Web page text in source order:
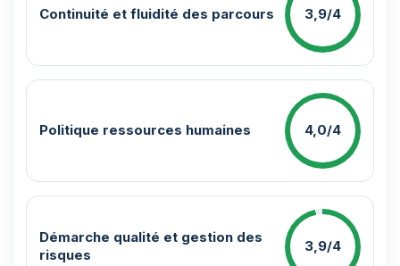
Continuité et fluidité des parcours 3,9/4
Politique ressources humaines 4,0/4
Démarche qualité et gestion des
risques
3,9/4